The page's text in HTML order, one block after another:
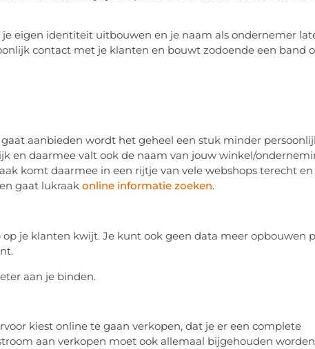
eigen identiteit uitbouwen en je naam als ondernemer
contact met je klanten en bouwt zodoende een band
aanbieden wordt het geheel een stuk minder
en daarmee valt ook de naam van jouw winkel/
komt daarmee in een rijtje van vele webshops terecht
gaat lukraak online informatie zoeken.
je klanten kwijt. Je kunt ook geen data meer opbouwen
aan je binden.
kiest online te gaan verkopen, dat je er een complete
aan verkopen moet ook allemaal bijgehouden